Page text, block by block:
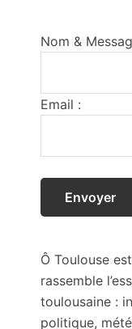
Nom &
Email :
Ô Toulouse
rassemble
toulousaine :
politique,